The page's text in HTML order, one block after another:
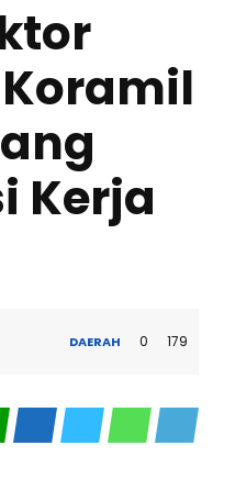
Kerja
DAERAH 0 179